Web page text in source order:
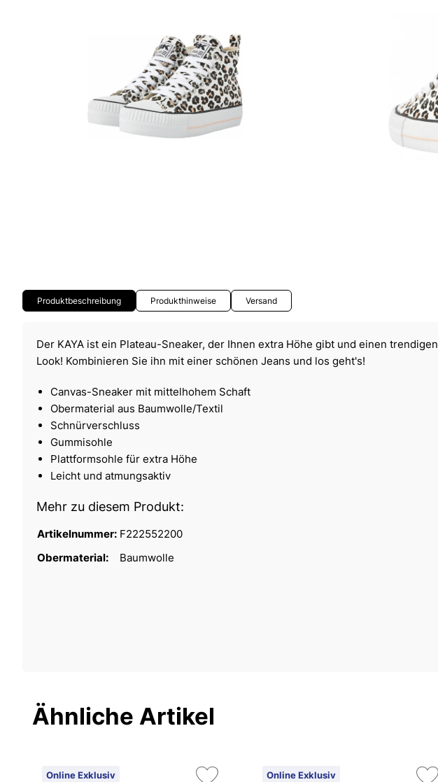
Produktbeschreibung Produkthinweise Versand
Der KAYA ist ein Plateau-Sneaker, der Ihnen extra Höhe gibt und einen trendigen
Look! Kombinieren Sie ihn mit einer schönen Jeans und los geht's!
Canvas-Sneaker mit mittelhohem Schaft
Obermaterial aus Baumwolle/Textil
Schnürverschluss
Gummisohle
Plattformsohle für extra Höhe
Leicht und atmungsaktiv
Mehr zu diesem Produkt:
Artikelnummer: F222552200
Obermaterial:
Baumwolle
Ähnliche Artikel
Online Exklusiv Online Exklusiv